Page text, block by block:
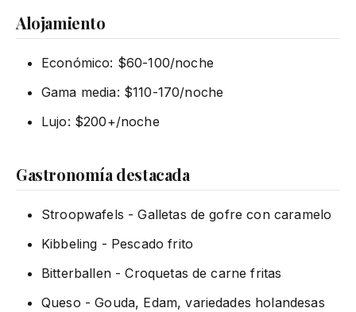
Alojamiento
Económico: $60-100/noche
Gama media: $110-170/noche
Lujo: $200+/noche
Gastronomía destacada
Stroopwafels - Galletas de gofre con caramelo
Kibbeling - Pescado frito
Bitterballen - Croquetas de carne fritas
Queso - Gouda, Edam, variedades holandesas